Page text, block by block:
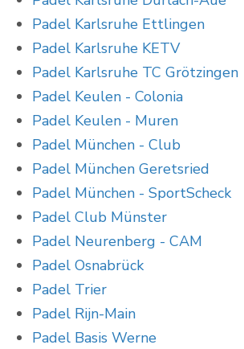
Padel Karlsruhe Ettlingen
Padel Karlsruhe KETV
Padel Karlsruhe TC Grötzingen
Padel Keulen - Colonia
Padel Keulen - Muren
Padel München - Club
Padel München Geretsried
Padel München - SportScheck
Padel Club Münster
Padel Neurenberg - CAM
Padel Osnabrück
Padel Trier
Padel Rijn-Main
Padel Basis Werne